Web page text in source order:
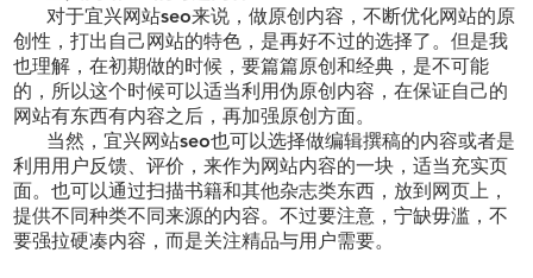
对于宜兴网站seo来说，做原创内容，不断优化网站的原
创性，打出自己网站的特色，是再好不过的选择了。但是我
也理解，在初期做的时候，要篇篇原创和经典，是不可能
的，所以这个时候可以适当利用伪原创内容，在保证自己的
网站有东西有内容之后，再加强原创方面。
当然，宜兴网站seo也可以选择做编辑撰稿的内容或者是
利用用户反馈、评价，来作为网站内容的一块，适当充实页
面。也可以通过扫描书籍和其他杂志类东西，放到网页上，
提供不同种类不同来源的内容。不过要注意，宁缺毋滥，不
要强拉硬凑内容，而是关注精品与用户需要。